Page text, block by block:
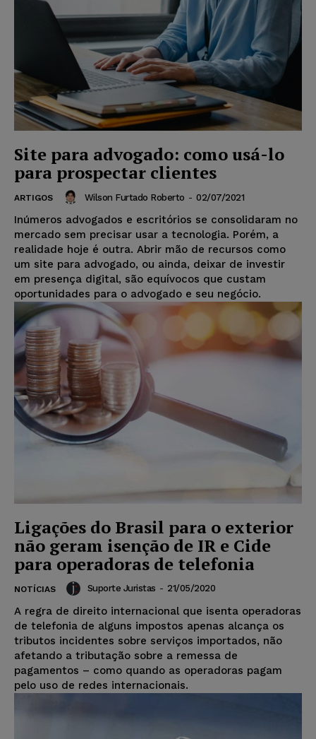
Site para advogado: como usá-lo
para prospectar clientes
ARTIGOS Wilson Furtado Roberto - 02/07/2021
Inúmeros advogados e escritórios se consolidaram no
mercado sem precisar usar a tecnologia. Porém, a
realidade hoje é outra. Abrir mão de recursos como
um site para advogado, ou ainda, deixar de investir
em presença digital, são equívocos que custam
oportunidades para o advogado e seu negócio.
Ligações do Brasil para o exterior
não geram isenção de IR e Cide
para operadoras de telefonia
NOTÍCIAS Suporte Juristas - 21/05/2020
A regra de direito internacional que isenta operadoras
de telefonia de alguns impostos apenas alcança os
tributos incidentes sobre serviços importados, não
afetando a tributação sobre a remessa de
pagamentos – como quando as operadoras pagam
pelo uso de redes internacionais.